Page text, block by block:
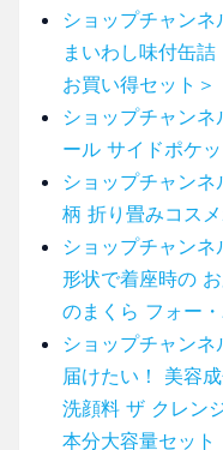
ショップチャン
まいわし味付缶
お買い得セット＞
ショップチャン
ール サイドポケ
ショップチャン
柄 折り畳みコス
ショップチャン
形状で着座時の
のまくら フォー
ショップチャン
届けたい！ 美容
洗顔料 ザ クレン
本分大容量セット